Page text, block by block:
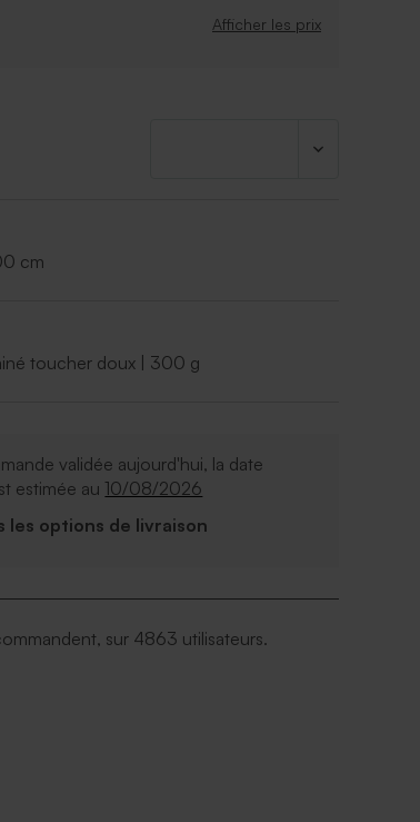
Afficher les prix
cm
toucher doux | 300 g
validée aujourd'hui, la date
estimée au 10/08/2026
les options de livraison
sur 4863 utilisateurs.